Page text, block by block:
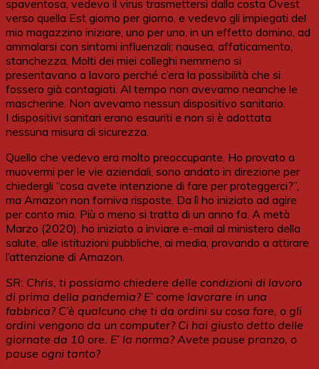
spaventosa, vedevo il virus trasmettersi dalla costa Ovest
verso quella Est giorno per giorno, e vedevo gli impiegati del
mio magazzino iniziare, uno per uno, in un effetto domino, ad
ammalarsi con sintomi influenzali: nausea, affaticamento,
stanchezza. Molti dei miei colleghi nemmeno si
presentavano a lavoro perché c’era la possibilità che si
fossero già contagiati. Al tempo non avevamo neanche le
mascherine. Non avevamo nessun dispositivo sanitario.
I dispositivi sanitari erano esauriti e non si è adottata
nessuna misura di sicurezza.
Quello che vedevo era molto preoccupante. Ho provato a
muovermi per le vie aziendali, sono andato in direzione per
chiedergli “cosa avete intenzione di fare per proteggerci?”,
ma Amazon non forniva risposte. Da lì ho iniziato ad agire
per conto mio. Più o meno si tratta di un anno fa. A metà
Marzo (2020), ho iniziato a inviare e-mail al ministero della
salute, alle istituzioni pubbliche, ai media, provando a attirare
l’attenzione di Amazon.
SR: Chris, ti possiamo chiedere delle condizioni di lavoro
di prima della pandemia? E’ come lavorare in una
fabbrica? C’è qualcuno che ti da ordini su cosa fare, o gli
ordini vengono da un computer? Ci hai giusto detto delle
giornate da 10 ore. E’ la norma? Avete pause pranzo, o
pause ogni tanto?